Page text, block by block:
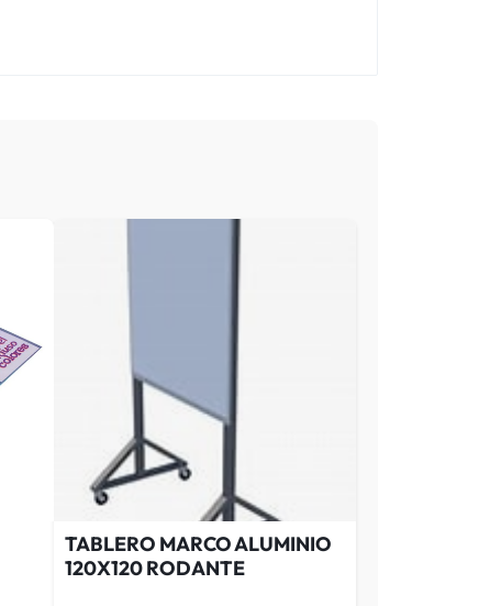
TABLERO MARCO ALUMINIO
120X120 RODANTE